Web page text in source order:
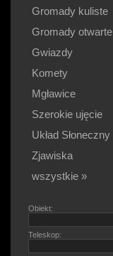
Gromady kuliste
Gromady otwarte
Gwiazdy
Komety
Mgławice
Szerokie ujęcie
Układ Słoneczny
Zjawiska
wszystkie »
Obiekt:
Teleskop: